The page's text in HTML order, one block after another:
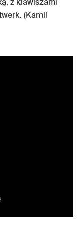
(Kamil